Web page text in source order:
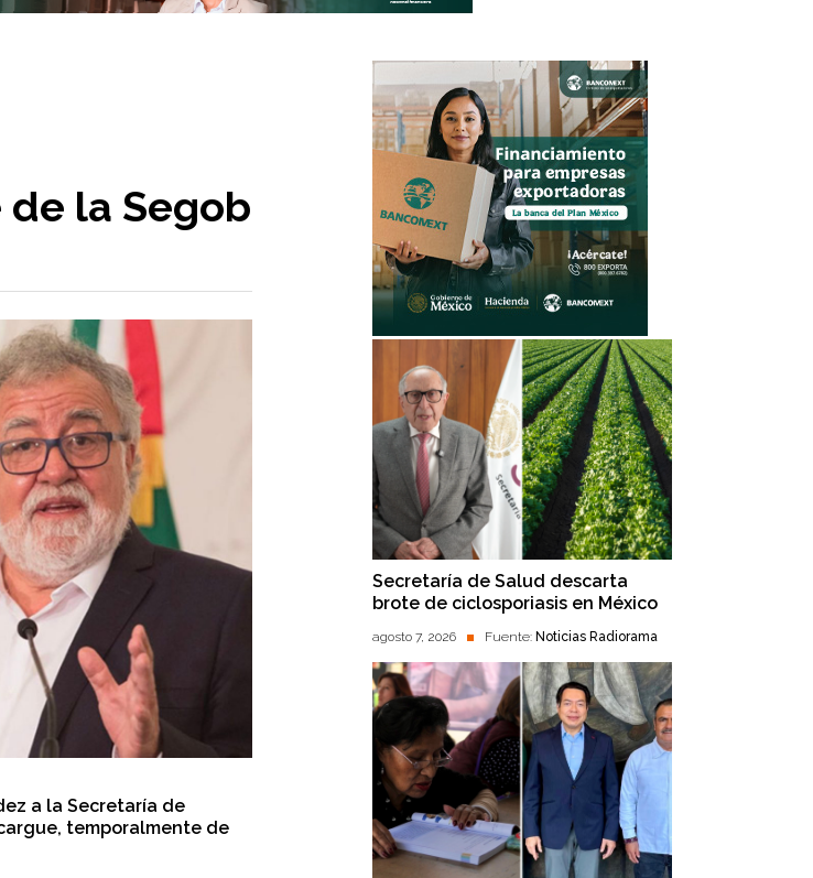
la Segob
a la Secretaría de
temporalmente de
Secretaría de Salud descarta
brote de ciclosporiasis en México
agosto 7, 2026 Fuente: Noticias Radiorama